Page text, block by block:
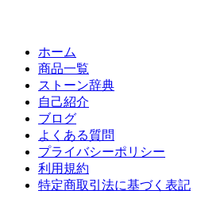
ホーム
商品一覧
ストーン辞典
自己紹介
ブログ
よくある質問
プライバシーポリシー
利用規約
特定商取引法に基づく表記